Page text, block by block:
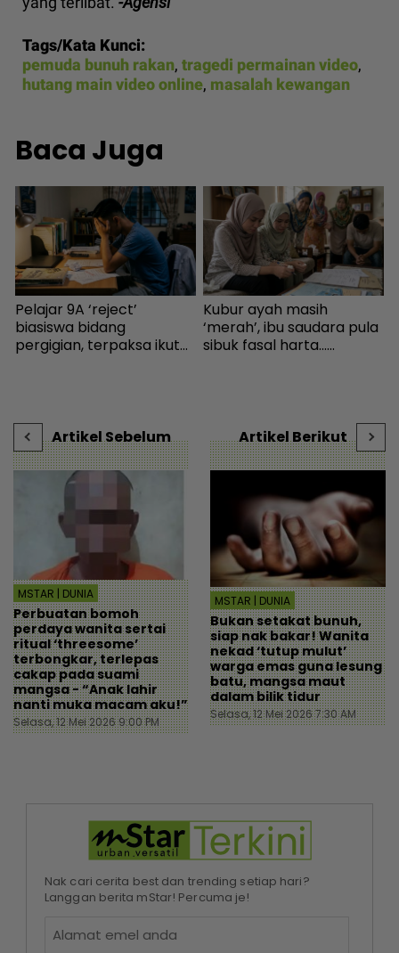
Tags/Kata Kunci:
pemuda bunuh rakan, tragedi permainan video,
hutang main video online, masalah kewangan
Baca Juga
Pelajar 9A ‘reject’
biasiswa bidang
pergigian, terpaksa ikut
Kubur ayah masih
‘merah’, ibu saudara pula
sibuk fasal harta...
Artikel Sebelum
MSTAR | DUNIA
Perbuatan bomoh
perdaya wanita sertai
ritual ‘threesome’
terbongkar, terlepas
cakap pada suami
mangsa - “Anak lahir
nanti muka macam aku!”
Selasa, 12 Mei 2026 9:00 PM
Artikel Berikut
MSTAR | DUNIA
Bukan setakat bunuh,
siap nak bakar! Wanita
nekad ‘tutup mulut’
warga emas guna lesung
batu, mangsa maut
dalam bilik tidur
Selasa, 12 Mei 2026 7:30 AM
Nak cari cerita best dan trending setiap hari?
Langgan berita mStar! Percuma je!